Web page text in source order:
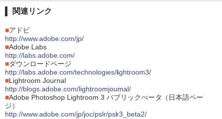
関連リンク
■アドビ
http://www.adobe.com/jp/
■Adobe Labs
http://labs.adobe.com/
■ダウンロードページ
http://labs.adobe.com/technologies/lightroom3/
■Lightroom Journal
http://blogs.adobe.com/lightroomjournal/
■Adobe Photoshop Lightroom 3 パブリックべータ（日本語ペー
ジ）
http://www.adobe.com/jp/joc/pslr/pslr3_beta2/